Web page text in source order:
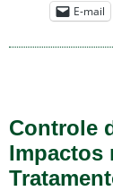
E-mail
Controle
Impactos